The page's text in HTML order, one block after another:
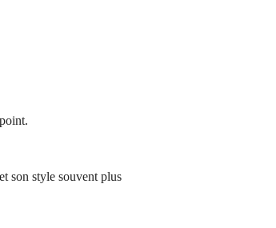
son style souvent plus